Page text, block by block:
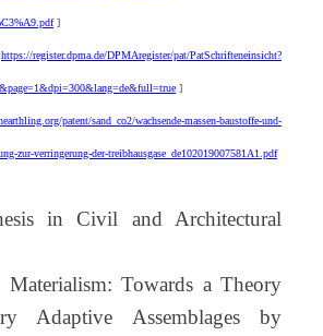
]
https://register.dpma.de/DPMAregister/pat/PatSchrifteneinsicht?
]
patent/sand_co2/wachsende-massen-baustoffe-und-
zur-verringerung-der-treibhausgase_de102019007581A1.pdf
in Civil and Architectural
Towards a Theory
Adaptive Assemblages by